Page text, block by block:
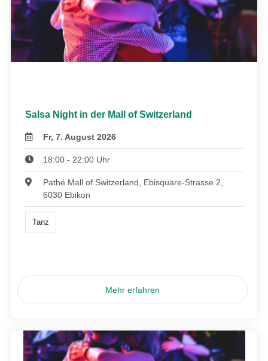
Salsa Night in der Mall of Switzerland
Fr, 7. August 2026
18:00 - 22:00 Uhr
Pathé Mall of Switzerland, Ebisquare-Strasse 2,
6030 Ebikon
Tanz
Mehr erfahren